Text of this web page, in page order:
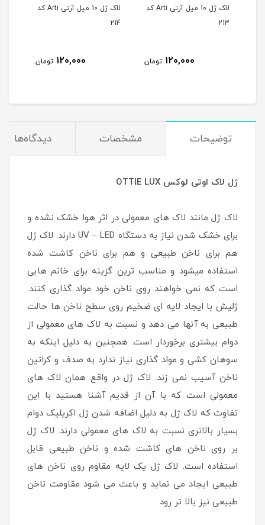
لاک ژل 10 میل آرتی Arti کد
213
120,000 تومان
لاک ژل 10 میل آرتی Arti کد
214
120,000 تومان
توضیحات مشخصات دیدگاه‌ها
ژل لاک اوتی لوکس OTTIE LUX
لاک ژل مانند لاک های معمولی در اثر هوا خشک نشده و
برای خشک شدن نیاز به دستگاه UV – LED دارند. لاک ژل
هم برای ناخن طبیعی و هم برای ناخن کاشت شده
استفاده میشود و مناسب ترین گزینه برای خانم هایی
است که نمی خواهند روی ناخن خود مواد گذاری کنند.
ژلیش با ایجاد لایه ای ضخیم روی سطح ناخن ها حالت
طبیعی به آنها می دهد و نسبت به لاک های معمولی از
دوام بیشتری برخوردار است. همچنین به دلیل اینکه به
سوهان کشی و مواد گذاری نیاز ندارد به صدف و کراتین
ناخن آسیب نمی زند. لاک ژل در واقع همان لاک های
معمولی است که با آن از قدیم آشنا هستید با این
تفاوت که لاک ژل به دلیل اضافه شدن ژل اکریلیک دوام
بسیار بالاتری نسبت به لاک های معمولی دارند. لاک ژل
بر روی ناخن های کاشت شده و ناخن طبیعی قابل
استفاده است. لاک ژل یک لایه مقاوم روی ناخن های
طبیعی ایجاد می نماید و باعث می شود مقاومت ناخن
طبیعی نیز بالا تر رود.